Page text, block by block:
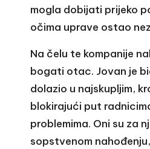
mogla dobijati prijeko
očima uprave ostao
Na čelu te kompanije
bogati otac. Jovan je
dolazio u najskupljim,
blokirajući put
problemima. Oni su za
sopstvenom